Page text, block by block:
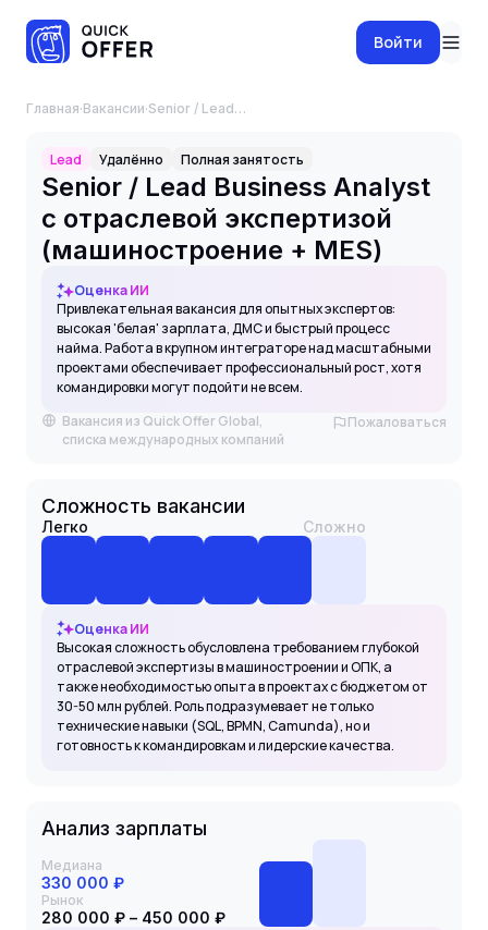
Войти
Главная·Вакансии· Senior / Lead Business Analyst с отраслевой экспертизой (машиностроение + MES)
Lead Удалённо Полная занятость
Senior / Lead Business Analyst
с отраслевой экспертизой
(машиностроение + MES)
Оценка ИИ
Привлекательная вакансия для опытных экспертов:
высокая 'белая' зарплата, ДМС и быстрый процесс
найма. Работа в крупном интеграторе над масштабными
проектами обеспечивает профессиональный рост, хотя
командировки могут подойти не всем.
Вакансия из Quick Offer Global,
списка международных компаний
Пожаловаться
Сложность вакансии
Легко Сложно
Оценка ИИ
Высокая сложность обусловлена требованием глубокой
отраслевой экспертизы в машиностроении и ОПК, а
также необходимостью опыта в проектах с бюджетом от
30-50 млн рублей. Роль подразумевает не только
технические навыки (SQL, BPMN, Camunda), но и
готовность к командировкам и лидерские качества.
Анализ зарплаты
Медиана
330 000 ₽
Рынок
280 000 ₽ – 450 000 ₽